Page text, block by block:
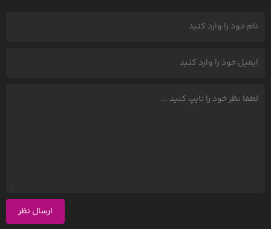
ارسال نظر